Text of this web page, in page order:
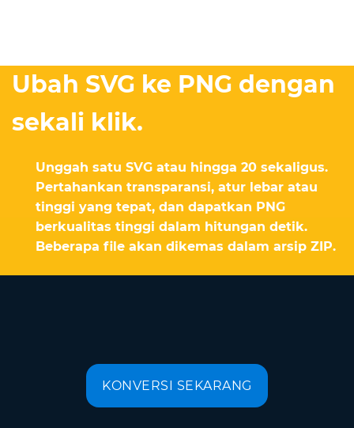
Ubah SVG ke PNG dengan
sekali klik.
Unggah satu SVG atau hingga 20 sekaligus.
Pertahankan transparansi, atur lebar atau
tinggi yang tepat, dan dapatkan PNG
berkualitas tinggi dalam hitungan detik.
Beberapa file akan dikemas dalam arsip ZIP.
KONVERSI SEKARANG